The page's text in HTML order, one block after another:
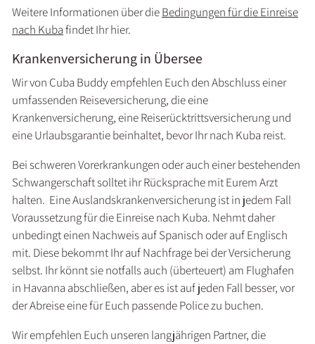
Weitere Informationen über dieBedingungen für die Einreise
nach Kubafindet Ihr hier.
Krankenversicherung in Übersee
Wir von Cuba Buddy empfehlen Euch den Abschluss einer
umfassenden Reiseversicherung, die eine
Krankenversicherung, eine Reiserücktrittsversicherung und
eine Urlaubsgarantie beinhaltet, bevor Ihr nach Kuba reist.
Bei schweren Vorerkrankungen oder auch einer bestehenden
Schwangerschaft solltet ihr Rücksprache mit Eurem Arzt
halten. Eine Auslandskrankenversicherung ist in jedem Fall
Voraussetzung für die Einreise nach Kuba. Nehmt daher
unbedingt einen Nachweis auf Spanisch oder auf Englisch
mit. Diese bekommt Ihr auf Nachfrage bei der Versicherung
selbst. Ihr könnt sie notfalls auch (überteuert) am Flughafen
in Havanna abschließen, aber es ist auf jeden Fall besser, vor
der Abreise eine für Euch passende Police zu buchen.
Wir empfehlen Euch unseren langjährigen Partner, die